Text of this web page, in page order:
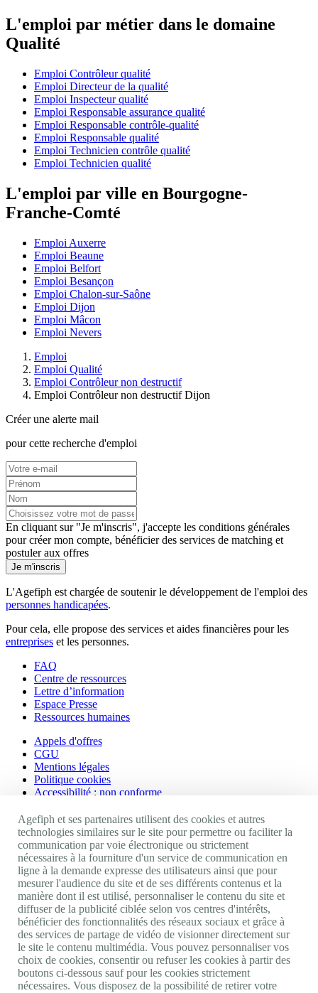
L'emploi par métier dans le domaine
Qualité
Emploi Contrôleur qualité
Emploi Directeur de la qualité
Emploi Inspecteur qualité
Emploi Responsable assurance qualité
Emploi Responsable contrôle-qualité
Emploi Responsable qualité
Emploi Technicien contrôle qualité
Emploi Technicien qualité
L'emploi par ville en Bourgogne-
Franche-Comté
Emploi Auxerre
Emploi Beaune
Emploi Belfort
Emploi Besançon
Emploi Chalon-sur-Saône
Emploi Dijon
Emploi Mâcon
Emploi Nevers
Emploi
Emploi Qualité
Emploi Contrôleur non destructif
Emploi Contrôleur non destructif Dijon
Créer une alerte mail
pour cette recherche d'emploi
En cliquant sur "Je m'inscris", j'accepte les conditions générales
pour créer mon compte, bénéficier des services de matching et
postuler aux offres
Je m'inscris
L'Agefiph est chargée de soutenir le développement de l'emploi des
personnes handicapées.
Pour cela, elle propose des services et aides financières pour les
entreprises et les personnes.
FAQ
Centre de ressources
Lettre d’information
Espace Presse
Ressources humaines
Appels d'offres
CGU
Mentions légales
Politique cookies
Accessibilité : non conforme
Nos autres sites
Site portail Agefiph
Activateur de progrès
Handinnov
Innovation et recherche
Université du RRH
Service AppuiPro
Nous suivre
Youtube
Linkedin
Agefiph et ses partenaires utilisent des cookies et autres
technologies similaires sur le site pour permettre ou faciliter la
communication par voie électronique ou strictement
nécessaires à la fourniture d'un service de communication en
ligne à la demande expresse des utilisateurs ainsi que pour
mesurer l'audience du site et de ses différents contenus et la
manière dont il est utilisé, personnaliser le contenu du site et
diffuser de la publicité ciblée selon vos centres d'intérêts,
bénéficier des fonctionnalités des réseaux sociaux et grâce à
des services de partage de vidéo de visionner directement sur
le site le contenu multimédia. Vous pouvez personnaliser vos
choix de cookies, consentir ou refuser les cookies à partir des
boutons ci-dessous sauf pour les cookies strictement
nécessaires. Vous disposez de la possibilité de retirer votre